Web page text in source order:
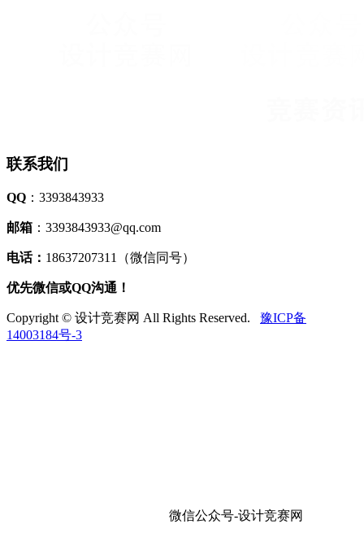
联系我们
QQ ：3393843933
邮箱 ：3393843933@qq.com
电话： 18637207311（微信同号）
优先微信或QQ沟通！
Copyright © 设计竞赛网 All Rights Reserved.
豫ICP备
14003184号-3
微信公众号-设计竞赛网